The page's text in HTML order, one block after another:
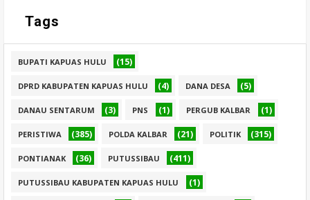
Tags
BUPATI KAPUAS HULU (15)
DPRD KABUPATEN KAPUAS HULU (4) DANA DESA (5)
DANAU SENTARUM (3) PNS (1) PERGUB KALBAR (1)
PERISTIWA (385) POLDA KALBAR (21) POLITIK (315)
PONTIANAK (36) PUTUSSIBAU (411)
PUTUSSIBAU KABUPATEN KAPUAS HULU (1)